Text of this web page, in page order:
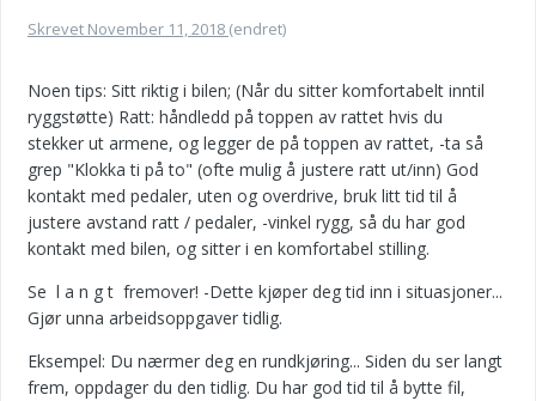
Skrevet November 11, 2018 (endret)
Noen tips: Sitt riktig i bilen; (Når du sitter komfortabelt inntil
ryggstøtte) Ratt: håndledd på toppen av rattet hvis du
stekker ut armene, og legger de på toppen av rattet, -ta så
grep "Klokka ti på to" (ofte mulig å justere ratt ut/inn) God
kontakt med pedaler, uten og overdrive, bruk litt tid til å
justere avstand ratt / pedaler, -vinkel rygg, så du har god
kontakt med bilen, og sitter i en komfortabel stilling.
Se l a n g t fremover! -Dette kjøper deg tid inn i situasjoner...
Gjør unna arbeidsoppgaver tidlig.
Eksempel: Du nærmer deg en rundkjøring... Siden du ser langt
frem, oppdager du den tidlig. Du har god tid til å bytte fil,